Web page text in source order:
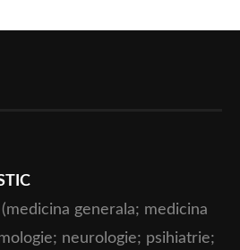
generala; medicina
neurologie; psihiatrie;